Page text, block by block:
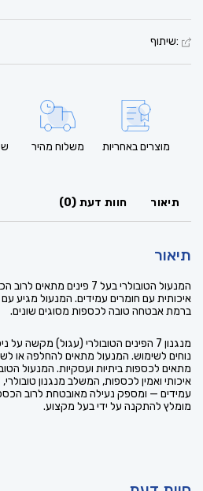
:שיתוף
מוצרים באחריות משלוח מהיר
תיאור חוות דעת (0)
תיאור
המנעול הטובולרי בעל 7 פינים
ברמת אבטחה טובה לכספות מסוגים שונים.
מנגנון 7 הפינים הטובולרי (עגול) מקשה
נוחים לשימוש. המנעול מתאים להחלפה או
עמידים — ומספק נעילה מאובטחת לרוב
מומלץ להתקנה על ידי בעל מקצוע.